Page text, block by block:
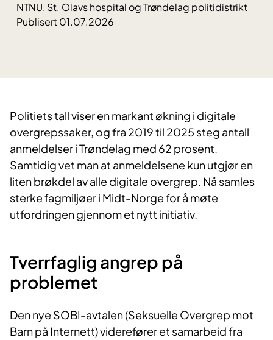
NTNU, St. Olavs hospital og Trøndelag politidistrikt
Publisert 01.07.2026
Politiets tall viser en markant økning i digitale
overgrepssaker, og fra 2019 til 2025 steg antall
anmeldelser i Trøndelag med 62 prosent.
Samtidig vet man at anmeldelsene kun utgjør en
liten brøkdel av alle digitale overgrep. Nå samles
sterke fagmiljøer i Midt-Norge for å møte
utfordringen gjennom et nytt initiativ.
Tverrfaglig angrep på
problemet
Den nye SOBI-avtalen (Seksuelle Overgrep mot
Barn på Internett) viderefører et samarbeid fra